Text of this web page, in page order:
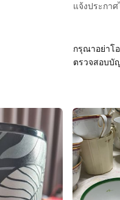
แจ้งประกา
กรุณาอย่าโ
ตรวจสอบบั